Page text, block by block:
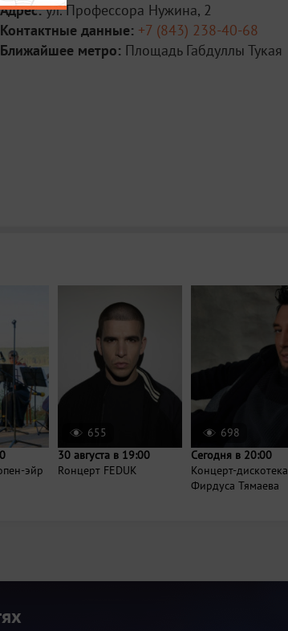
Адрес:ул. Профессора Нужина, 2
Контактные данные: +7 (843) 238-40-68
Ближайшее метро: Площадь Габдуллы Тукая
эйр
655
30 августа в 19:00
Rонцерт FEDUK
698
Сегодня в 20:00
Концерт-дискотека
Фирдуса Тямаева